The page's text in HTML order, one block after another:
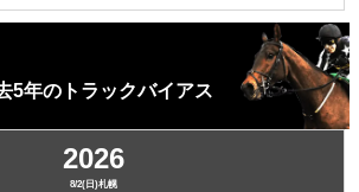
5年のトラックバイアス
2026
8/2(日)札幌